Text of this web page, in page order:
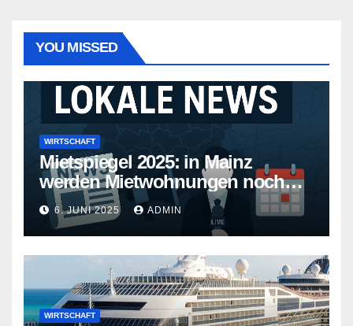
YOU MISSED
WIRTSCHAFT
Mietspiegel 2025: in Mainz
werden Mietwohnungen noch
teurer
6. JUNI 2025 ADMIN
WIRTSCHAFT